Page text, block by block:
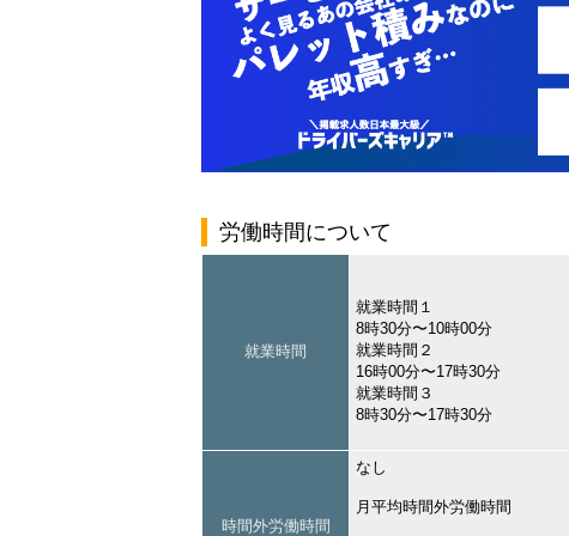
労働時間について
就業時間
就業時間１
8時30分〜10時00分
就業時間２
16時00分〜17時30分
就業時間３
8時30分〜17時30分
時間外労働時間
なし
月平均時間外労働時間